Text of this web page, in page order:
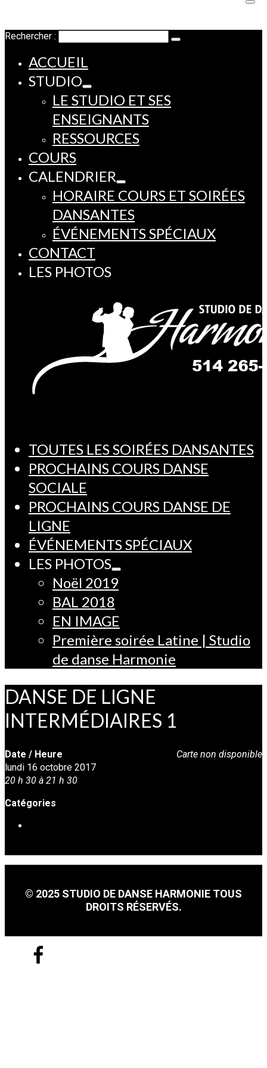
Rechercher :
ACCUEIL
STUDIO
LE STUDIO ET SES
ENSEIGNANTS
RESSOURCES
COURS
CALENDRIER
HORAIRE COURS ET SOIRÉES
DANSANTES
ÉVÉNEMENTS SPÉCIAUX
CONTACT
LES PHOTOS
TOUTES LES SOIRÉES DANSANTES
PROCHAINS COURS DANSE
SOCIALE
PROCHAINS COURS DANSE DE
LIGNE
ÉVÉNEMENTS SPÉCIAUX
LES PHOTOS
Noël 2019
BAL 2018
EN IMAGE
Première soirée Latine | Studio
de danse Harmonie
DANSE DE LIGNE
INTERMÉDIAIRES 1
Carte non disponible
Date / Heure
lundi 16 octobre 2017
20 h 30 à 21 h 30
Catégories
© 2025 STUDIO DE DANSE HARMONIE TOUS
DROITS RÉSERVÉS.